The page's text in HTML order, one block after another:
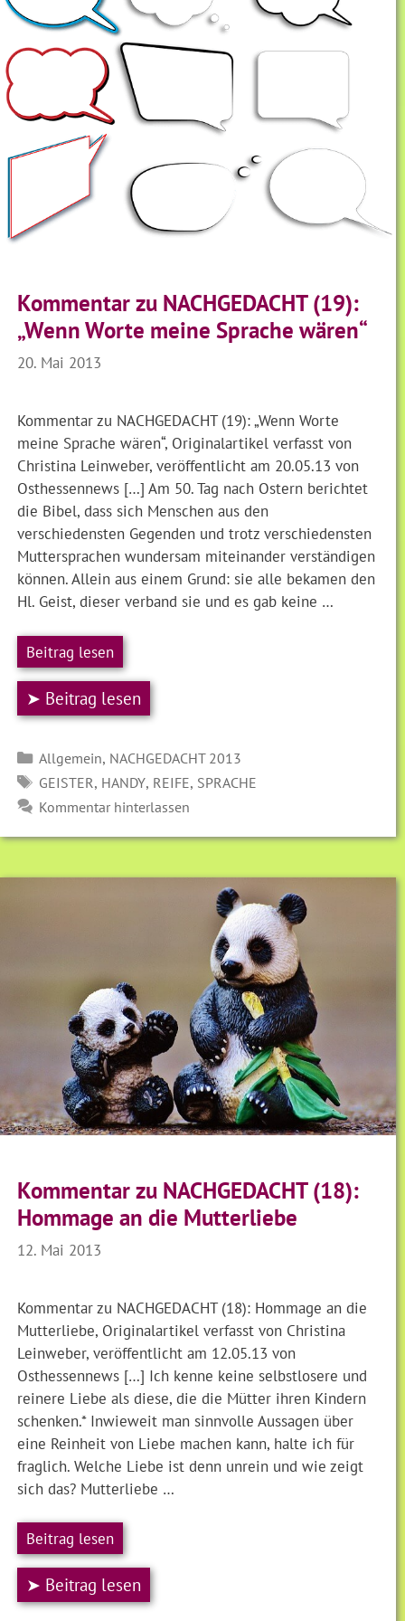
Kommentar zu NACHGEDACHT (19):
„Wenn Worte meine Sprache wären“
20. Mai 2013
Kommentar zu NACHGEDACHT (19): „Wenn Worte
meine Sprache wären“, Originalartikel verfasst von
Christina Leinweber, veröffentlicht am 20.05.13 von
Osthessennews […] Am 50. Tag nach Ostern berichtet
die Bibel, dass sich Menschen aus den
verschiedensten Gegenden und trotz verschiedensten
Muttersprachen wundersam miteinander verständigen
können. Allein aus einem Grund: sie alle bekamen den
Hl. Geist, dieser verband sie und es gab keine …
Beitrag lesen
➤ Beitrag lesen
Kategorien
Allgemein, NACHGEDACHT 2013
SCHLAGWÖRTER
GEISTER, HANDY, REIFE, SPRACHE
Kommentar hinterlassen
Kommentar zu NACHGEDACHT (18):
Hommage an die Mutterliebe
12. Mai 2013
Kommentar zu NACHGEDACHT (18): Hommage an die
Mutterliebe, Originalartikel verfasst von Christina
Leinweber, veröffentlicht am 12.05.13 von
Osthessennews […] Ich kenne keine selbstlosere und
reinere Liebe als diese, die die Mütter ihren Kindern
schenken.* Inwieweit man sinnvolle Aussagen über
eine Reinheit von Liebe machen kann, halte ich für
fraglich. Welche Liebe ist denn unrein und wie zeigt
sich das? Mutterliebe …
Beitrag lesen
➤ Beitrag lesen